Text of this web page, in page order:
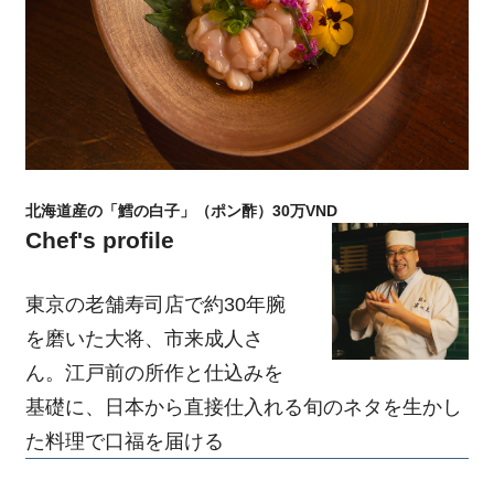
北海道産の「鱈の白子」（ポン酢）30万VND
Chef's profile
東京の老舗寿司店で約30年腕
を磨いた大将、市来成人さ
ん。江戸前の所作と仕込みを
基礎に、日本から直接仕入れる旬のネタを生かし
た料理で口福を届ける